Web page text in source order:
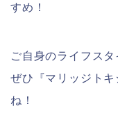
すめ！
ご自身のライフス
ぜひ『マリッジト
ね！